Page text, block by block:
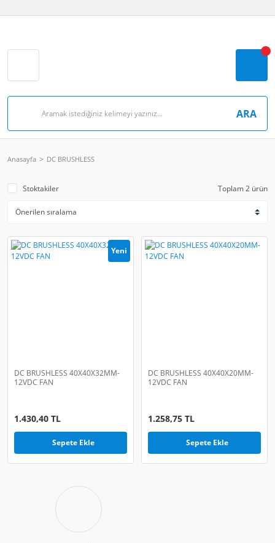
ARA
Anasayfa DC BRUSHLESS
Stoktakiler Toplam 2 ürün
Yeni
DC BRUSHLESS 40X40X32MM-
12VDC FAN
1.430,40 TL
Sepete Ekle
DC BRUSHLESS 40X40X20MM-
12VDC FAN
1.258,75 TL
Sepete Ekle